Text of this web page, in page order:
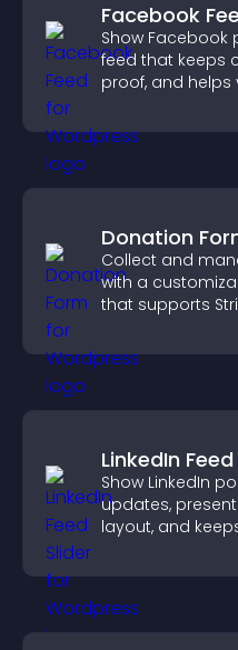
Facebook
Show Facebook
feed that keeps
proof, and
Donation
Collect and
with a
that supports
LinkedIn
Show LinkedIn
updates,
layout, and